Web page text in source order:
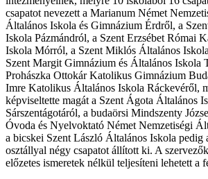
csapatot nevezett a Marianum Német
Általános Iskola és Gimnázium Érdről, a
Iskola Pázmándról, a Szent Erzsébet Római
Iskola Mórról, a Szent Miklós Általános
Szent Margit Gimnázium és Általános Iskola
Prohászka Ottokár Katolikus Gimnázium
Imre Katolikus Általános Iskola Ráckevéről,
képviseltette magát a Szent Ágota Általános
Sárszentágotáról, a budaörsi Mindszenty
Óvoda és Nyelvoktató Német Nemzetiségi
a bicskei Szent László Általános Iskola pedig
osztállyal négy csapatot állított ki. A
előzetes ismeretek nélkül teljesíteni lehetett a